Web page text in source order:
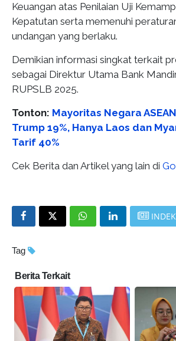
Keuangan atas Penilaian Uji
Kepatutan serta memenuhi
undangan yang berlaku.
Demikian informasi singkat terkait
sebagai Direktur Utama Bank
RUPSLB 2025.
Tonton: Mayoritas Negara
Trump 19%, Hanya Laos dan
Tarif 40%
Cek Berita dan Artikel yang lain di
Tag
Berita Terkait